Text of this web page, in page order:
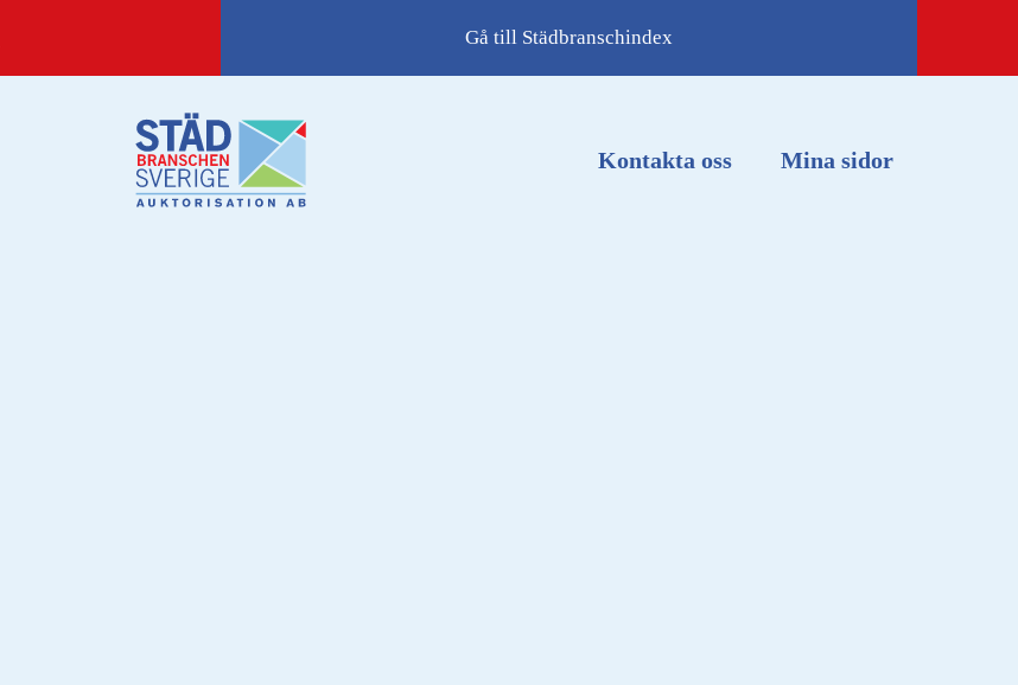
Gå till Städbranschindex(opens in new tab)
Kontakta oss Mina sidor